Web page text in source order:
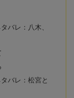
バレ：八木、
バレ：松宮と